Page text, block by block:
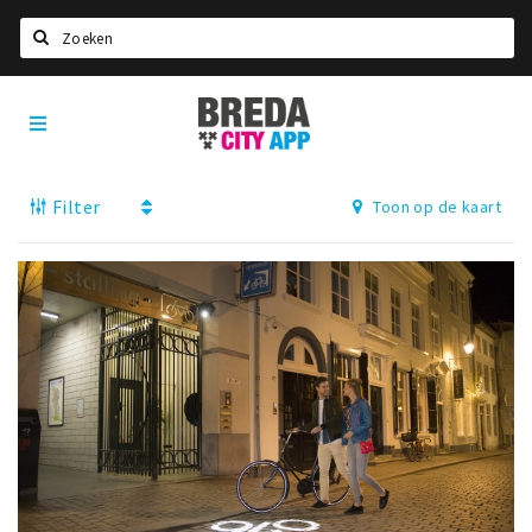
Home
Deals
Nieuws, interviews & blogs
Eten
Drinken
Slapen
Recreatief
Winkels
Breda
City
App
Filter Toon op de kaart